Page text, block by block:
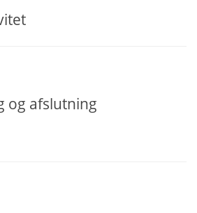
og afslutning